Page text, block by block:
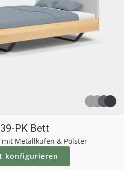
PK Bett
Metallkufen & Polster
konfigurieren